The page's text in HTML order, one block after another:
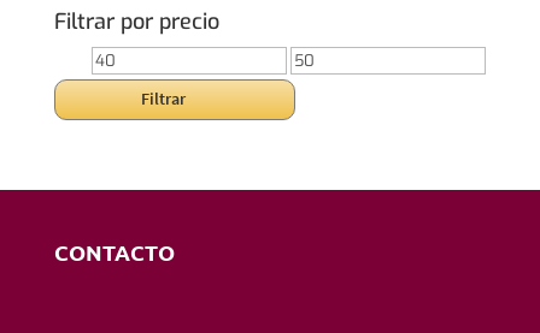
Filtrar por precio
Precio
mínimo
Precio
máximo
Filtrar
CONTACTO